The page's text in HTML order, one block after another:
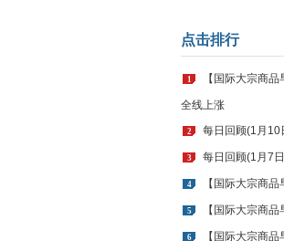
点击排行
1 【国际大宗商
全线上涨
2 每日回顾(1月10
3 每日回顾(1月7
4 【国际大宗商
5 【国际大宗商
6 【国际大宗商